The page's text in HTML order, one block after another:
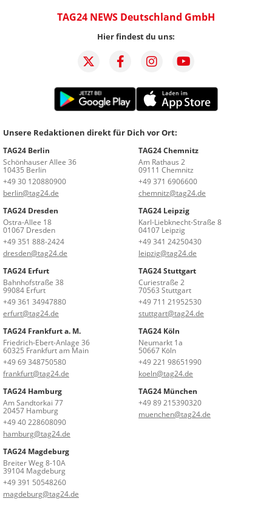
TAG24 NEWS Deutschland GmbH
Hier findest du uns:
Unsere Redaktionen direkt für Dich vor Ort:
TAG24 Berlin
Schönhauser Allee 36
10435 Berlin
+49 30 120880900
berlin@tag24.de
TAG24 Chemnitz
Am Rathaus 2
09111 Chemnitz
+49 371 6906600
chemnitz@tag24.de
TAG24 Dresden
Ostra-Allee 18
01067 Dresden
+49 351 888-2424
dresden@tag24.de
TAG24 Leipzig
Karl-Liebknecht-Straße 8
04107 Leipzig
+49 341 24250430
leipzig@tag24.de
TAG24 Erfurt
Bahnhofstraße 38
99084 Erfurt
+49 361 34947880
erfurt@tag24.de
TAG24 Stuttgart
Curiestraße 2
70563 Stuttgart
+49 711 21952530
stuttgart@tag24.de
TAG24 Frankfurt a. M.
Friedrich-Ebert-Anlage 36
60325 Frankfurt am Main
+49 69 348750580
frankfurt@tag24.de
TAG24 Köln
Neumarkt 1a
50667 Köln
+49 221 98651990
koeln@tag24.de
TAG24 Hamburg
Am Sandtorkai 77
20457 Hamburg
+49 40 228608090
hamburg@tag24.de
TAG24 München
+49 89 215390320
muenchen@tag24.de
TAG24 Magdeburg
Breiter Weg 8-10A
39104 Magdeburg
+49 391 50548260
magdeburg@tag24.de